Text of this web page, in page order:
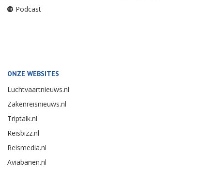
Podcast
ONZE WEBSITES
Luchtvaartnieuws.nl
Zakenreisnieuws.nl
Triptalk.nl
Reisbizz.nl
Reismedia.nl
Aviabanen.nl